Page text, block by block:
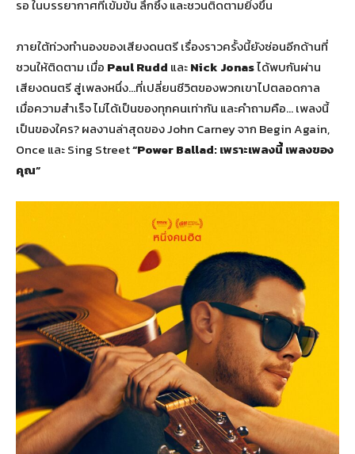
รอ ในบรรยากาศที่เข้มข้น ลึกซึ้ง และชวนติดตามยิ่งขึ้น
ภายใต้ท่วงทำนองของเสียงดนตรี เรื่องราวครั้งนี้ยังซ่อนอีกด้านที่
ชวนให้ติดตาม เมื่อ Paul Rudd และNick Jonasได้พบกันผ่าน
เสียงดนตรี สู่เพลงหนึ่ง…ที่เปลี่ยนชีวิตของพวกเขาไปตลอดกาล
เมื่อความสำเร็จ ไม่ได้เป็นของทุกคนเท่ากัน และคำถามคือ… เพลงนี้
เป็นของใคร? ผลงานล่าสุดของ John Carney จาก Begin Again,
Once และ Sing Street“Power Ballad: เพราะเพลงนี้ เพลงของ
คุณ”